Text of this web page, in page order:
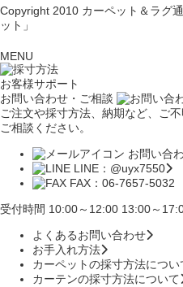
Copyright 2010 カーペット＆ラグ
ット」
MENU
お客様サポート
お問い合わせ・ご相談
ご注文や採寸方法、納期など、ご
ご相談ください。
お問い合
LINE：@uyx7550
FAX：06-7657-5032
受付時間 10:00～12:00 13:00～
よくあるお問い合わせ
お手入れ方法
カーペットの採寸方法につい
カーテンの採寸方法について